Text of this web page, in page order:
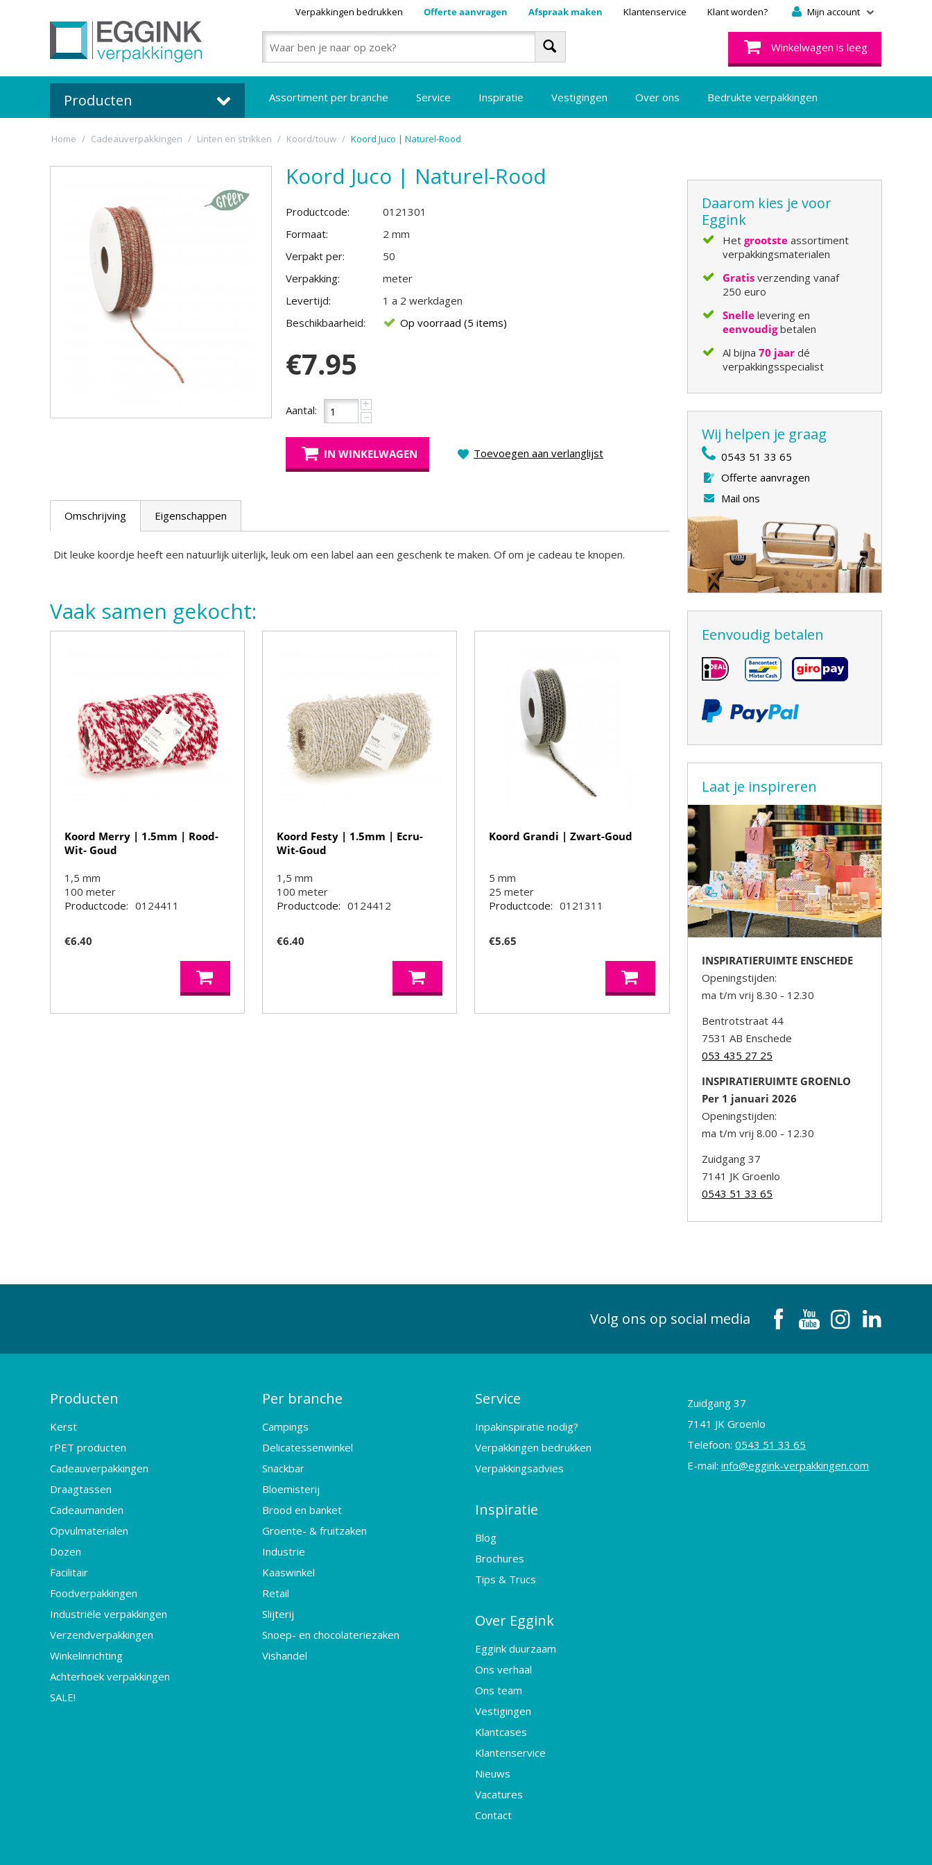
Mijn account
Verpakkingen bedrukken Offerte aanvragen Afspraak maken Klantenservice Klant worden?
Winkelwagen is leeg
Producten Assortiment per branche Service Inspiratie Vestigingen Over ons Bedrukte verpakkingen
Home / Cadeauverpakkingen / Linten en strikken / Koord/touw / Koord Juco | Naturel-Rood
Koord Juco | Naturel-Rood
Productcode:
0121301
Formaat:
2 mm
Verpakt per:
50
Verpakking:
meter
Levertijd:
1 a 2 werkdagen
Beschikbaarheid:
Op voorraad (5 items)
€7.95
Aantal:
+
−
IN WINKELWAGEN Toevoegen aan verlanglijst
Omschrijving Eigenschappen
Dit leuke koordje heeft een natuurlijk uiterlijk, leuk om een label aan een geschenk te maken. Of om je cadeau te knopen.
Vaak samen gekocht:
Koord Merry | 1.5mm | Rood-
Wit- Goud
1,5 mm
100 meter
Productcode: 0124411
€6.40
Koord Festy | 1.5mm | Ecru-
Wit-Goud
1,5 mm
100meter
Productcode: 0124412
€6.40
Koord Grandi | Zwart-Goud
5 mm
25meter
Productcode: 0121311
€5.65
Daarom kies je voor
Eggink
Hetgrootste assortiment
verpakkingsmaterialen
Gratis verzending vanaf
250 euro
Snelle levering en
eenvoudigbetalen
Al bijna70 jaar dé
verpakkingsspecialist
Wij helpen je graag
0543 51 33 65
Offerte aanvragen
Mail ons
Eenvoudig betalen
Laat je inspireren
INSPIRATIERUIMTE ENSCHEDE
Openingstijden:
ma t/m vrij 8.30 - 12.30
Bentrotstraat 44
7531 AB Enschede
053 435 27 25
INSPIRATIERUIMTE GROENLO
Per 1 januari 2026
Openingstijden:
ma t/m vrij 8.00 - 12.30
Zuidgang 37
7141 JK Groenlo
0543 51 33 65
Volg ons op social media
Producten
Kerst
rPET producten
Cadeauverpakkingen
Draagtassen
Cadeaumanden
Opvulmaterialen
Dozen
Facilitair
Foodverpakkingen
Industriële verpakkingen
Verzendverpakkingen
Winkelinrichting
Achterhoek verpakkingen
SALE!
Per branche
Campings
Delicatessenwinkel
Snackbar
Bloemisterij
Brood en banket
Groente- & fruitzaken
Industrie
Kaaswinkel
Retail
Slijterij
Snoep- en chocolateriezaken
Vishandel
Service
Inpakinspiratie nodig?
Verpakkingen bedrukken
Verpakkingsadvies
Inspiratie
Blog
Brochures
Tips & Trucs
Over Eggink
Eggink duurzaam
Ons verhaal
Ons team
Vestigingen
Klantcases
Klantenservice
Nieuws
Vacatures
Contact
Zuidgang 37
7141 JK Groenlo
Telefoon:0543 51 33 65
E-mail:info@eggink-verpakkingen.com